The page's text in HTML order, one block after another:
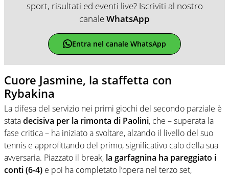
sport, risultati ed eventi live? Iscriviti al nostro
canaleWhatsApp
Entra nel canale WhatsApp
Cuore Jasmine, la staffetta con
Rybakina
La difesa del servizio nei primi giochi del secondo parziale è
statadecisiva per la rimonta di Paolini, che – superata la
fase critica – ha iniziato a svoltare, alzando il livello del suo
tennis e approfittando del primo, significativo calo della sua
avversaria. Piazzato il break, la garfagnina ha pareggiato i
conti (6-4) e poi ha completato l’opera nel terzo set,